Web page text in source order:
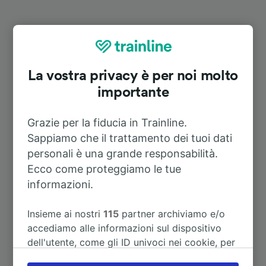
Meuselbach-Schwarzmühle
A Berlino Centrale
A Erfurt 1h 37m
A Arnstadt Hbf 1h 13m
La vostra privacy è per noi molto
importante
Grazie per la fiducia in Trainline.
Sappiamo che il trattamento dei tuoi dati
personali è una grande responsabilità.
Ecco come proteggiamo le tue
informazioni.
Insieme ai nostri115 partner archiviamo e/o
accediamo alle informazioni sul dispositivo
dell'utente, come gli ID univoci nei cookie, per